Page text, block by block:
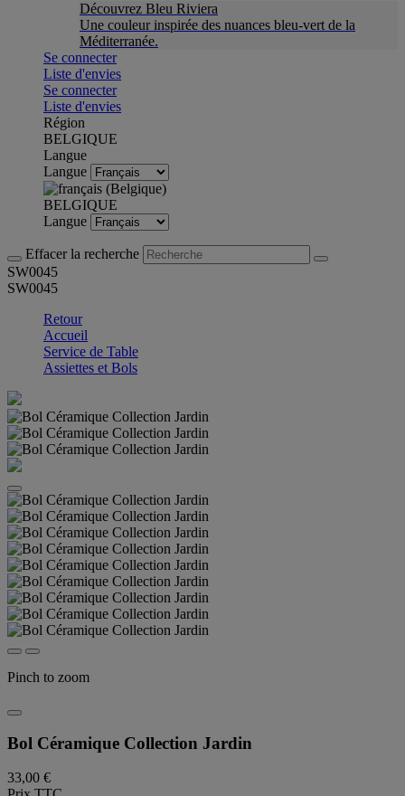
Découvrez Bleu Riviera
Une couleur inspirée des nuances bleu-vert de la
Méditerranée.
Se connecter
Liste d'envies
Se connecter
Liste d'envies
Région
BELGIQUE
Langue
Langue
BELGIQUE
Langue
Effacer la recherche
SW0045
SW0045
Retour
Accueil
Service de Table
Assiettes et Bols
Pinch to zoom
Bol Céramique Collection Jardin
33,00 €